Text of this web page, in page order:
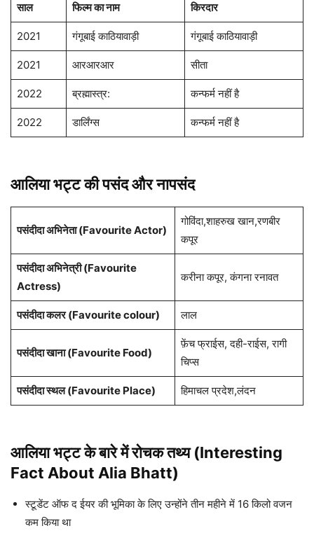
साल फिल्म का नाम किरदार
2021 गंगूबाई काठियावाड़ी गंगूबाई काठियावाड़ी
2021 आरआरआर सीता
2022 ब्रह्मास्त्र: कन्फर्म नहीं है
2022 डार्लिंग्स कन्फर्म नहीं है
आलिया भट्ट की पसंद और नापसंद
पसंदीदा अभिनेता (Favourite Actor)
गोविंदा,शाहरुख खान,रणबीर
कपूर
पसंदीदा अभिनेत्री (Favourite
Actress)
करीना कपूर, कंगना रनावत
पसंदीदा कलर (Favourite colour) लाल
पसंदीदा खाना (Favourite Food)
फ़ेंच फ्राईस, दही-राईस, रागी
चिप्स
पसंदीदा स्थल (Favourite Place) हिमाचल प्रदेश,लंदन
आलिया भट्ट के बारे में रोचक तथ्य (Interesting
Fact About Alia Bhatt)
स्टूडेंट ऑफ द ईयर की भूमिका के लिए उन्होंने तीन महीने में 16 किलो वजन
कम किया था